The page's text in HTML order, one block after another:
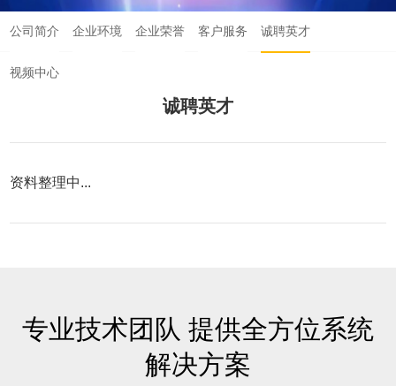
公司简介 企业环境 企业荣誉 客户服务 诚聘英才
视频中心
诚聘英才
资料整理中...
专业技术团队 提供全方位系统
解决方案